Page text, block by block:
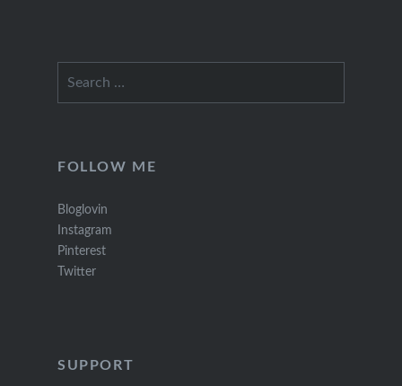
for:
FOLLOW ME
Bloglovin
Instagram
Pinterest
Twitter
SUPPORT